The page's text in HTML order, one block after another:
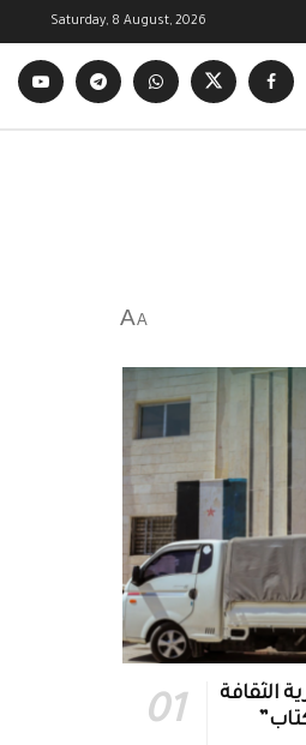
Saturday, 8 August, 2026
A
A
الثقافة